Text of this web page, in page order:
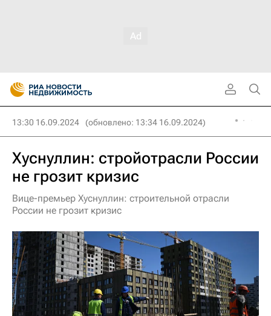
13:30 16.09.2024 (обновлено: 13:34 16.09.2024)
Хуснуллин: стройотрасли России
не грозит кризис
Вице-премьер Хуснуллин: строительной отрасли
России не грозит кризис